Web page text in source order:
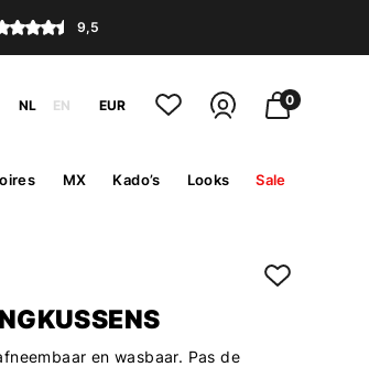
9,5
NL EN EUR 0
MX Kado’s Looks Sale
en wasbaar. Pas de